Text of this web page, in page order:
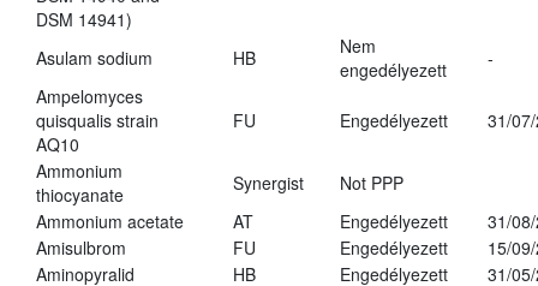
DSM 14941)
Asulam sodium HB
Nem
engedélyezett
-
Ampelomyces
quisqualis strain
AQ10
FU Engedélyezett 31/
Ammonium
thiocyanate
Synergist
Not PPP
Ammonium acetate
AT Engedélyezett
31/
Amisulbrom
FU Engedélyezett
15/
Aminopyralid
HB Engedélyezett 31/